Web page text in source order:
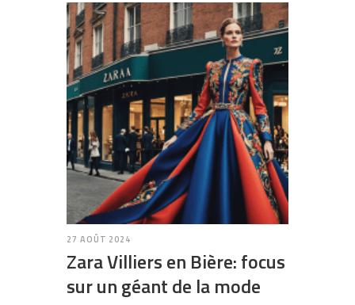
27 AOÛT 2024
Zara Villiers en Bière: focus
sur un géant de la mode